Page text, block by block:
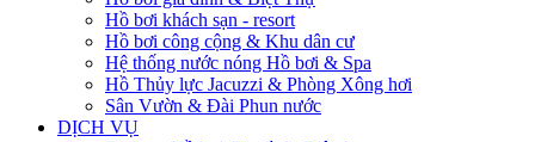
Hồ bơi khách sạn - resort
Hồ bơi công cộng & Khu dân cư
Hệ thống nước nóng Hồ bơi & Spa
Hồ Thủy lực Jacuzzi & Phòng Xông hơi
Sân Vườn & Đài Phun nước
DỊCH VỤ